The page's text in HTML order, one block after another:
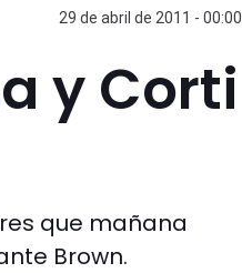
29 de abril de 2011 - 00:00
y Corti
que mañana
Brown.